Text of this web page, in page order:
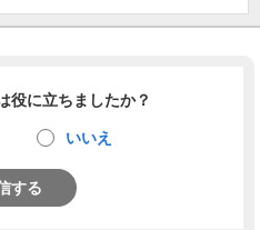
役に立ちましたか？
いいえ
する